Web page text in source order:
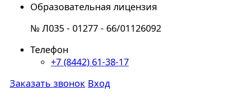
Образовательная лицензия
№ Л035 - 01277 - 66/01126092
Телефон
+7 (8442) 61-38-17
Заказать звонок Вход